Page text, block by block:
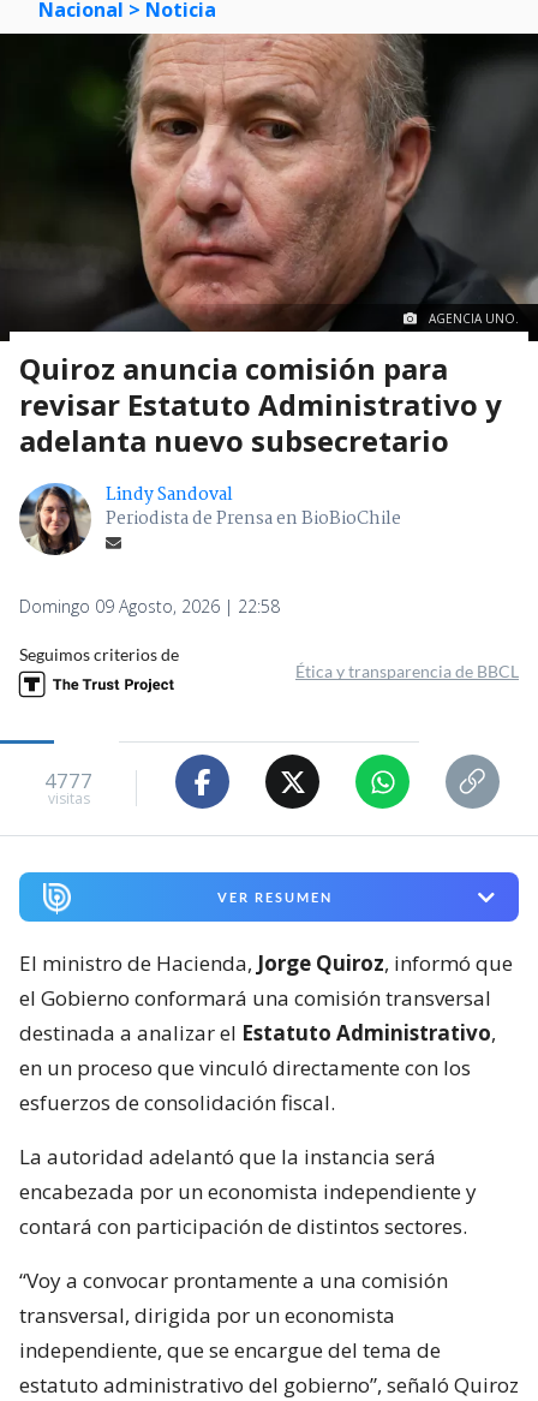
Nacional > Noticia
AGENCIA UNO.
Quiroz anuncia comisión para
revisar Estatuto Administrativo y
adelanta nuevo subsecretario
Lindy Sandoval
Periodista de Prensa en BioBioChile
Domingo 09 Agosto, 2026 | 22:58
Seguimos criterios de
Ética y transparencia de BBCL
4777
visitas
VER RESUMEN
El ministro de Hacienda, Jorge Quiroz, informó que
el Gobierno conformará una comisión transversal
destinada a analizar el Estatuto Administrativo,
en un proceso que vinculó directamente con los
esfuerzos de consolidación fiscal.
La autoridad adelantó que la instancia será
encabezada por un economista independiente y
contará con participación de distintos sectores.
“Voy a convocar prontamente a una comisión
transversal, dirigida por un economista
independiente, que se encargue del tema de
estatuto administrativo del gobierno”, señaló Quiroz